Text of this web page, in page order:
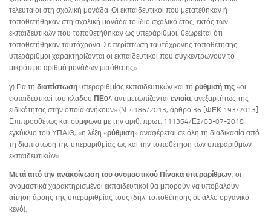
τελευταίοι στη σχολική μονάδα. Οι εκπαιδευτικοί που μετατέθηκαν ή
τοποθετήθηκαν στη σχολική μονάδα το ίδιο σχολικό έτος, εκτός των
εκπαιδευτικών που τοποθετήθηκαν ως υπεράριθμοι, θεωρείται ότι
τοποθετήθηκαν ταυτόχρονα. Σε περίπτωση ταυτόχρονης τοποθέτησης
υπεράριθμοι χαρακτηρίζονται οι εκπαιδευτικοί που συγκεντρώνουν το
μικρότερο αριθμό μονάδων μετάθεσης».
γ) Για τη διαπίστωση υπεραριθμίας εκπαιδευτικών και τη ρύθμισή της «οι
εκπαιδευτικοί του κλάδου ΠΕ04 αντιμετωπίζονται ενιαία, ανεξαρτήτως της
ειδικότητας στην οποία ανήκουν» (Ν. 4186/2013, άρθρο 36 [ΦΕΚ 193/2013].
Επιπροσθέτως και σύμφωνα με την αριθ. πρωτ. 111364/Ε2/03-07-2018
εγκύκλιο του ΥΠΑΙΘ, «η λέξη «ρύθμιση» αναφέρεται σε όλη τη διαδικασία από
τη διαπίστωση της υπεραριθμίας ως και την τοποθέτηση των υπεράριθμων
εκπαιδευτικών».
Μετά από την ανακοίνωση του ονομαστικού Πίνακα υπεραρίθμων, οι
ονομαστικά χαρακτηρισμένοι εκπαιδευτικοί θα μπορούν να υποβάλουν
αίτηση άρσης της υπεραριθμίας τους (δηλ. τοποθέτησης σε άλλο οργανικό
κενό).